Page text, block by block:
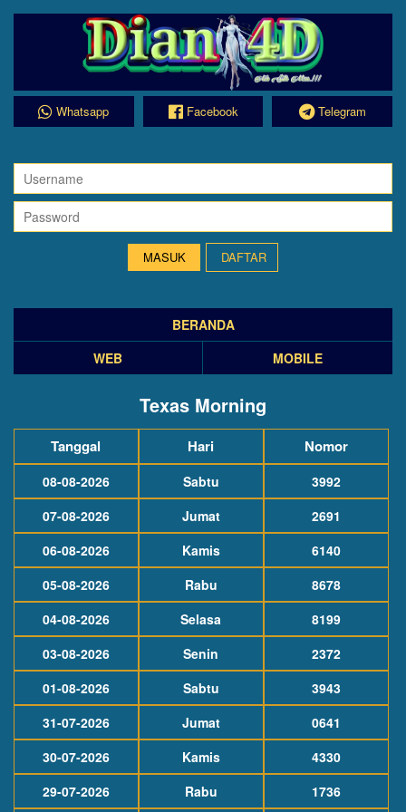
Whatsapp Facebook Telegram
DAFTAR
BERANDA
WEB
MOBILE
Texas Morning
Tanggal Hari Nomor
08-08-2026 Sabtu
3992
07-08-2026
Jumat
2691
06-08-2026
Kamis
6140
05-08-2026
Rabu
8678
04-08-2026
Selasa
8199
03-08-2026
Senin
2372
01-08-2026
Sabtu
3943
31-07-2026
Jumat
0641
30-07-2026
Kamis
4330
29-07-2026
Rabu 1736